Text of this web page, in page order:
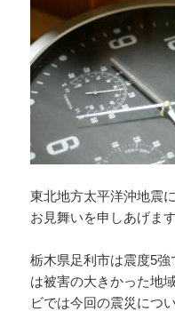
東北地方太平洋沖地震
お見舞いを申しあげます
栃木県足利市は震度5
は被害の大きかった地
ビでは今回の震災につ